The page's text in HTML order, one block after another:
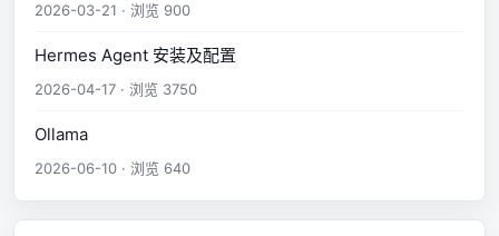
2026-03-21 · 浏览 900
Hermes Agent 安装及配置
2026-04-17 · 浏览 3750
Ollama
2026-06-10 · 浏览 640